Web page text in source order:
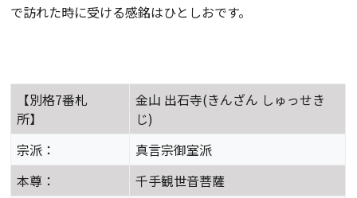
で訪れた時に受ける感銘はひとしおです。
【別格7番札
所】
金山 出石寺(きんざん しゅっせき
じ)
宗派：
真言宗御室派
本尊：
千手観世音菩薩